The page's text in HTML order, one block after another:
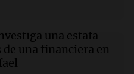
"Cordillera y Mar" y
estudio de Cadena 3
una estafa
una financiera en